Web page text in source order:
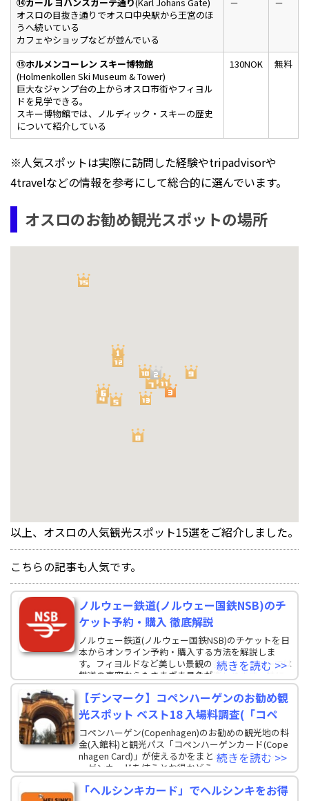
オスロの目抜き通りでオスロ中央駅から王宮のほ
うへ続いている
カフェやショップなどが並んでいる
⑮ホルメンコーレン スキー博物館
(Holmenkollen Ski Museum & Tower)
巨大なジャンプ台の上からオスロ市街やフィヨル
ドを見学できる。
スキー博物館では、ノルディック・スキーの歴史
について紹介している
130NOK 無料
※人気スポットは実際に訪問した経験やtripadvisorや
4travelなどの情報を参考にして総合的に選んでいます。
オスロのお勧め観光スポットの場所
以上、オスロの人気観光スポット15選をご紹介しました。
こちらの記事も人気です。
ノルウェー鉄道(ノルウェー国鉄NSB)のチ
ケット予約・購入 徹底解説
ノルウェー鉄道(ノルウェー国鉄NSB)のチケットを日
本からオンライン予約・購入する方法を解説しま
す。フィヨルドなど美しい景観の多いノルウェーでは
鉄道の車窓からもさまざま景色が楽しめます。特に
人気がある
続きを読む >>
【デンマーク】コペンハーゲンのお勧め観
光スポット ベスト18 入場料調査(「コペ
コペンハーゲン(Copenhagen)のお勧めの観光地の料
金(入館料)と観光パス「コペンハーゲンカード(Cope
nhagen Card)」が使えるかをまとめます。コペンハ
ーゲンカードを使うとお得かどう
続きを読む >>
「ヘルシンキカード」でヘルシンキをお得